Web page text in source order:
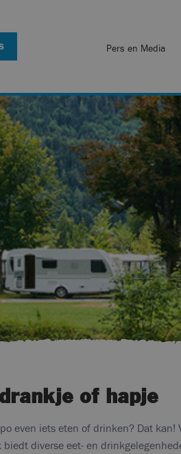
Pers en Media
of hapje
even iets eten of drinken? Dat
diverse eet- en